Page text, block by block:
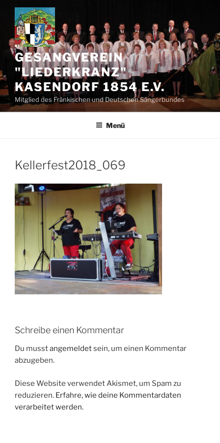
Zum
Inhalt
springen
GESANGVEREIN
"LIEDERKRANZ"
KASENDORF 1854 E.V.
Mitglied des Fränkischen und Deutschen Sängerbundes
Menü
Kellerfest2018_069
Schreibe einen Kommentar
Du musstangemeldetsein, um einen Kommentar
abzugeben.
Diese Website verwendet Akismet, um Spam zu
reduzieren. Erfahre, wie deine Kommentardaten
verarbeitet werden.